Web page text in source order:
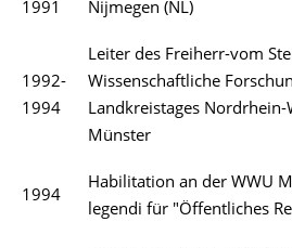
1991
Nijmegen (NL)
1992-
1994
Leiter des Freiherr-vom
Wissenschaftliche
Landkreistages Nordrhein-
Münster
1994
Habilitation an der WWU
legendi für "Öffentliches